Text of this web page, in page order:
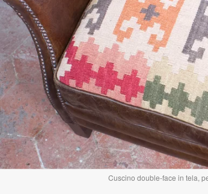
Cuscino double-face in tela,